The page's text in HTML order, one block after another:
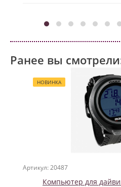
Ранее вы
НОВИНКА
Артикул: 20487
Компьютер для